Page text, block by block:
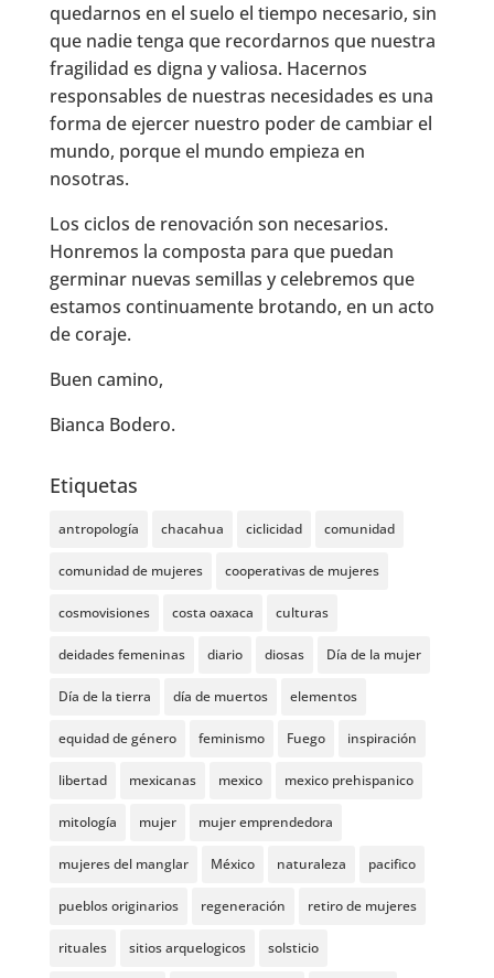
quedarnos en el suelo el tiempo necesario, sin
que nadie tenga que recordarnos que nuestra
fragilidad es digna y valiosa. Hacernos
responsables de nuestras necesidades es una
forma de ejercer nuestro poder de cambiar el
mundo, porque el mundo empieza en
nosotras.
Los ciclos de renovación son necesarios.
Honremos la composta para que puedan
germinar nuevas semillas y celebremos que
estamos continuamente brotando, en un acto
de coraje.
Buen camino,
Bianca Bodero.
Etiquetas
antropología chacahua ciclicidad comunidad
comunidad de mujeres cooperativas de mujeres
cosmovisiones costa oaxaca culturas
deidades femeninas diario diosas Día de la mujer
Día de la tierra día de muertos elementos
equidad de género feminismo Fuego inspiración
libertad mexicanas mexico mexico prehispanico
mitología mujer mujer emprendedora
mujeres del manglar México naturaleza pacifico
pueblos originarios regeneración retiro de mujeres
rituales sitios arquelogicos solsticio